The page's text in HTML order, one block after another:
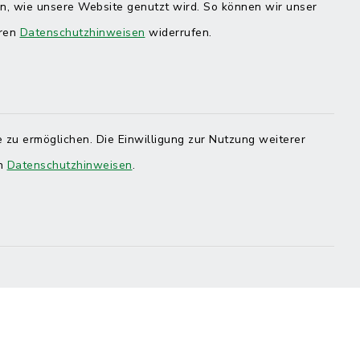
wie unsere Website genutzt wird. So können wir unser
Datenschutzhinweisen widerrufen.
ermöglichen. Die Einwilligung zur Nutzung weiterer
Datenschutzhinweisen.